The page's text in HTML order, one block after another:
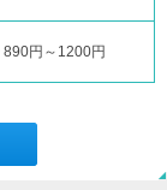
890円～1200円